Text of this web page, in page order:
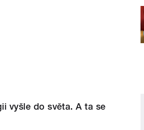
vyšle do světa. A ta se